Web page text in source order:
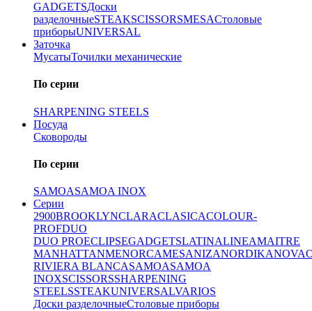
GADGETSДоски
разделочныеSTEAKSCISSORSMESAСтоловые
приборыUNIVERSAL
Заточка
МусатыТочилки механические
По серии
SHARPENING STEELS
Посуда
Сковороды
По серии
SAMOASAMOA INOX
Серии
2900BROOKLYNCLARACLASICACOLOUR-
PROFDUO
DUO PROECLIPSEGADGETSLATINALINEAMAITRE
MANHATTANMENORCAMESANIZANORDIKANOVA
RIVIERA BLANCASAMOASAMOA
INOXSCISSORSSHARPENING
STEELSSTEAKUNIVERSALVARIOS
Доски разделочныеСтоловые приборы